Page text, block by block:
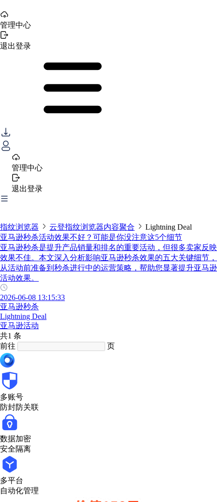
管理中心
退出登录
管理中心
退出登录
指纹浏览器 云登指纹浏览器内容聚合
Lightning Deal
亚马逊秒杀活动效果不好？可能是你没注意这5个细节
亚马逊秒杀是提升产品销量和排名的重要活动，但很多卖家反映
效果不佳。本文深入分析影响亚马逊秒杀效果的五大关键细节，
从活动前准备到秒杀进行中的运营策略，帮助您显著提升亚马逊
活动效果。
2026-06-08 13:15:33
亚马逊秒杀
Lightning Deal
亚马逊活动
共1 条
前往
页
多账号
防封防关联
数据加密
安全隔离
多平台
自动化管理